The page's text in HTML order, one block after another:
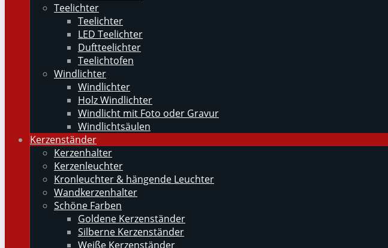
Teelichter
Teelichter
LED Teelichter
Duftteelichter
Teelichtofen
Windlichter
Windlichter
Holz Windlichter
Windlicht mit Foto oder Gravur
Windlichtsäulen
Kerzenständer
Kerzenhalter
Kerzenleuchter
Kronleuchter & hängende Leuchter
Wandkerzenhalter
Schöne Farben
Goldene Kerzenständer
Silberne Kerzenständer
Weiße Kerzenständer